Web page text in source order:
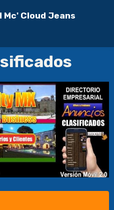
Cloud Jeans